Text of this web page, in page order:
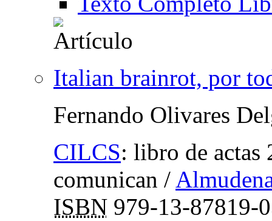
Italian brainrot, por
Fernando Olivares
CILCS: libro de actas
comunican /
ISBN 979-13-87819-